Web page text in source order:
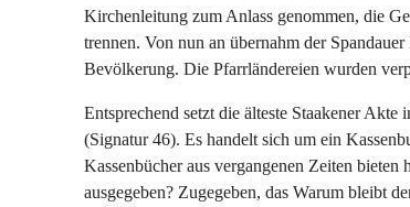
Kirchenleitung zum Anlass genommen, die
trennen. Von nun an übernahm der
Bevölkerung. Die Pfarrländereien wurden
Entsprechend setzt die älteste Staakener
(Signatur 46). Es handelt sich um ein
Kassenbücher aus vergangenen Zeiten
ausgegeben? Zugegeben, das Warum bleibt